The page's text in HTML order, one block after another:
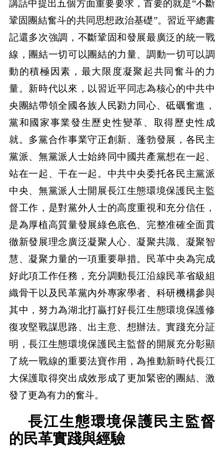
講話中提出五個方面重要要求，首要的就是“不斷
鞏固團結奮斗的共同思想政治基礎”。習近平總書
記還多次強調，不斷鞏固和發展最廣泛的統一戰
線，團結一切可以團結的力量、調動一切可以調
動的積極因素，最大限度凝聚起共同奮斗的力
量。新時代以來，以習近平同志為核心的中共中
央團結帶領全國各族人民勠力同心、砥礪奮進，
黨和國家事業發生歷史性變革、取得歷史性成
就。多黨合作事業守正創新、蓬勃發展，各民主
黨派、無黨派人士始終同中國共產黨想在一起、
站在一起、干在一起。中共中央委托各民主黨派
中央、無黨派人士開展長江生態環境保護民主監
督工作，是對黨外人士的高度重視和充分信任，
是為厚植高質量發展綠色底色、完整准確全面貫
徹新發展理念廣泛凝聚人心、凝聚共識、凝聚智
慧、凝聚力量的一項重要舉措。民革中央為完成
好此項工作任務，充分調動長江沿線民革省級組
織骨干以及民革黨內外專家學者、科研機構參與
其中，努力為湖北打贏打好長江生態環境保護修
復攻堅戰謀思路、出主意、想辦法。實踐充分証
明，長江生態環境保護民主監督的開展充分彰顯
了統一戰線的重要法寶作用，為推動新時代長江
大保護取得突出成效形成了更加緊密的團結、激
發了更為有力的奮斗。
長江生態環境保護民主監督
的民革實踐與經驗